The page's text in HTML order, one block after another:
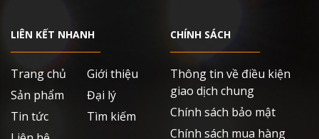
LIÊN KẾT NHANH
Trang chủ
Giới thiệu
Sản phẩm
Đại lý
Tin tức
Tìm kiếm
CHÍNH SÁCH
Thông tin về điều kiện
giao dịch chung
Chính sách bảo mật
Chính sách mua hàng